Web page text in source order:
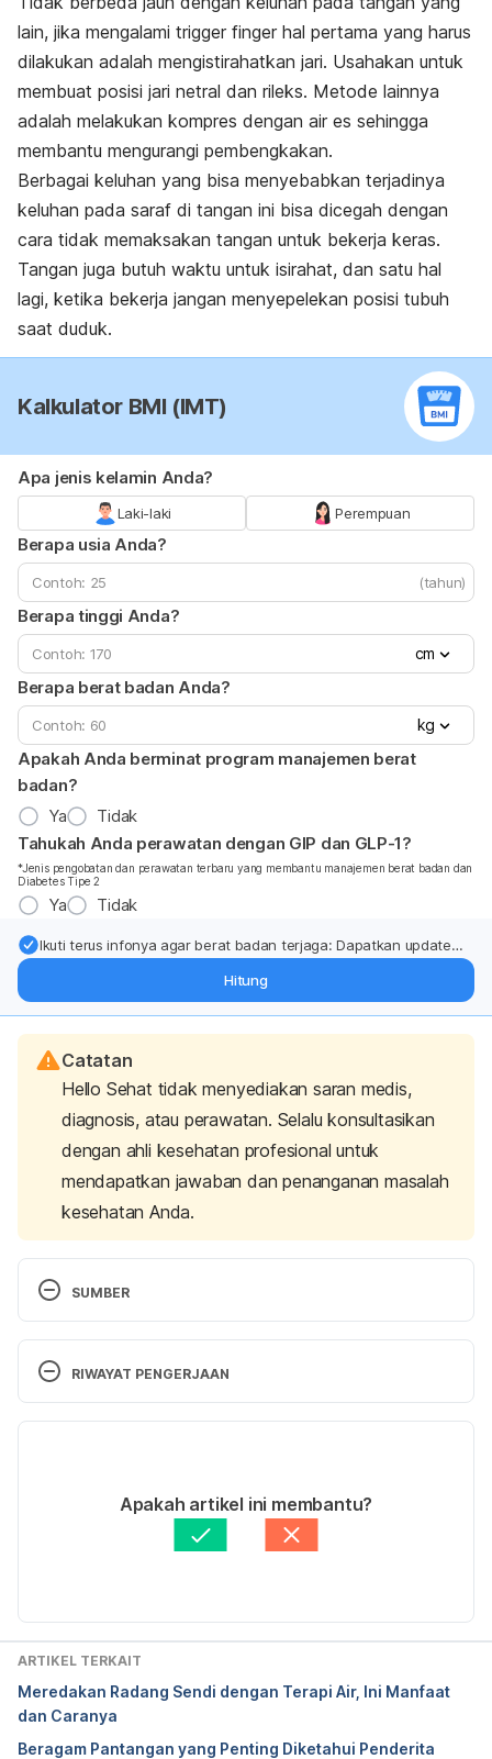
lain, jika mengalami trigger finger hal pertama yang harus
dilakukan adalah mengistirahatkan jari. Usahakan untuk
membuat posisi jari netral dan rileks. Metode lainnya
adalah melakukan kompres dengan air es sehingga
membantu mengurangi pembengkakan.
Berbagai keluhan yang bisa menyebabkan terjadinya
keluhan pada saraf di tangan ini bisa dicegah dengan
cara tidak memaksakan tangan untuk bekerja keras.
Tangan juga butuh waktu untuk isirahat, dan satu hal
lagi, ketika bekerja jangan menyepelekan posisi tubuh
saat duduk.
Kalkulator BMI (IMT)
Apa jenis kelamin Anda?
Laki-laki Perempuan
Berapa usia Anda?
(tahun)
Berapa tinggi Anda?
cm
Berapa berat badan Anda?
kg
Apakah Anda berminat program manajemen berat
badan?
Ya
Tidak
Tahukah Anda perawatan dengan GIP dan GLP-1?
*Jenis pengobatan dan perawatan terbaru yang membantu manajemen berat badan dan
Diabetes Tipe 2
Ya Tidak
Ikuti terus infonya agar berat badan terjaga: Dapatkan update
Hitung
Catatan
Hello Sehat tidak menyediakan saran medis,
diagnosis, atau perawatan. Selalu konsultasikan
dengan ahli kesehatan profesional untuk
mendapatkan jawaban dan penanganan masalah
kesehatan Anda.
SUMBER
http://www.nhs.uk/Conditions/Repetitive-strain-
injury/Pages/Introduction.aspx. Accessed
http://www.webmd.com/pain-management/carpal-
tunnel/carpal-tunnel-syndrome-topic-overview#1.
Accessed 15/03/2017.
http://www.webmd.com/osteoarthritis/guide/trigger
-finger#1. Accessed 15/03/2017.
RIWAYAT PENGERJAAN
Ditulis oleh Yuliati Iswandiari
Ditinjau secara medis oleh
dr. Yusra Firdaus
Diperbarui oleh: Ririn Sjafriani
Apakah artikel ini membantu?
ARTIKEL TERKAIT
Meredakan Radang Sendi dengan Terapi Air, Ini Manfaat
dan Caranya
Beragam Pantangan yang Penting Diketahui Penderita